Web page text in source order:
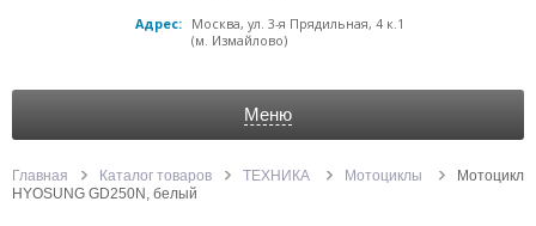
Адрес:
Москва, ул. 3-я Прядильная, 4 к.1
(м. Измайлово)
Меню
Главная Каталог товаров ТЕХНИКА Мотоциклы
Мотоцикл
HYOSUNG GD250N, белый